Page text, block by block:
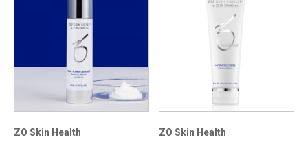
ZO Skin Health
ZO Skin Health